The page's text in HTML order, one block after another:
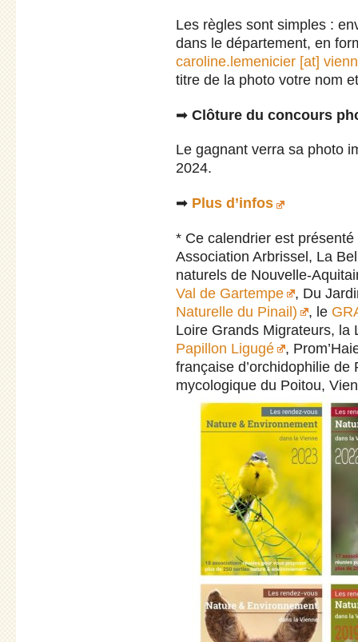
Les règles sont simples :
dans le département, en
caroline.lemenicier [at]
titre de la photo votre nom
➡ Clôture du concours
Le gagnant verra sa photo
2024.
➡ Plus d’infos
* Ce calendrier est
Association Arbrissel, La
naturels de Nouvelle-
Val de Gartempe
, Du
Naturelle du Pinail)
, le
Loire Grands Migrateurs, la
Papillon Ligugé
,
française d’orchidophilie
mycologique du Poitou,